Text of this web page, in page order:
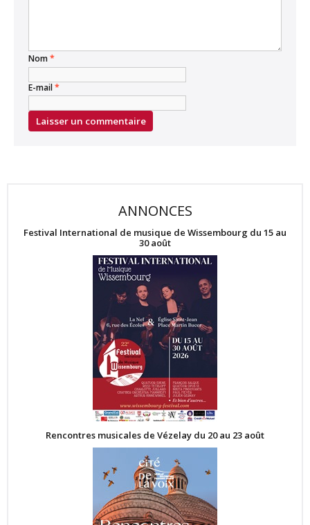
Nom*
E-mail*
ANNONCES
Festival International de musique de Wissembourg du 15 au
30 août
Rencontres musicales de Vézelay du 20 au 23 août